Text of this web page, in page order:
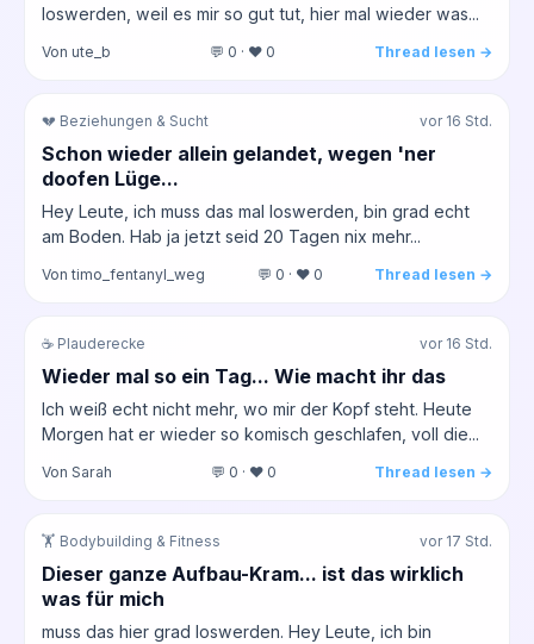
loswerden, weil es mir so gut tut, hier mal wieder was...
Von ute_b 💬 0 · ❤️ 0 Thread lesen →
💔 Beziehungen & Sucht vor 16 Std.
Schon wieder allein gelandet, wegen 'ner
doofen Lüge...
Hey Leute, ich muss das mal loswerden, bin grad echt
am Boden. Hab ja jetzt seid 20 Tagen nix mehr...
Von timo_fentanyl_weg 💬 0 · ❤️ 0 Thread lesen →
☕ Plauderecke vor 16 Std.
Wieder mal so ein Tag... Wie macht ihr das
Ich weiß echt nicht mehr, wo mir der Kopf steht. Heute
Morgen hat er wieder so komisch geschlafen, voll die...
Von Sarah 💬 0 · ❤️ 0 Thread lesen →
🏋️ Bodybuilding & Fitness vor 17 Std.
Dieser ganze Aufbau-Kram... ist das wirklich
was für mich
muss das hier grad loswerden. Hey Leute, ich bin